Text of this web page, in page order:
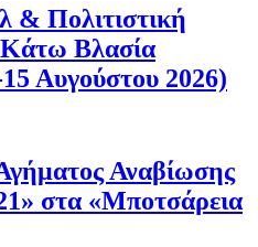
& Πολιτιστική
Βλασία
Αυγούστου 2026)
Αναβίωσης
στα «Μποτσάρεια